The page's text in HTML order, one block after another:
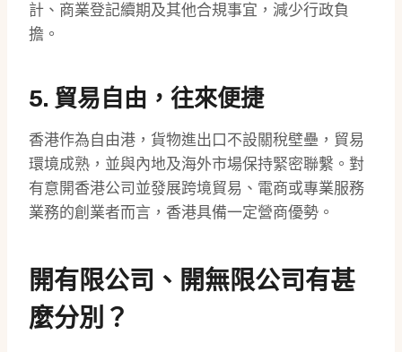
計、商業登記續期及其他合規事宜，減少行政負
擔。
5. 貿易自由，往來便捷
香港作為自由港，貨物進出口不設關稅壁壘，貿易
環境成熟，並與內地及海外市場保持緊密聯繫。對
有意開香港公司並發展跨境貿易、電商或專業服務
業務的創業者而言，香港具備一定營商優勢。
開有限公司、開無限公司有甚
麼分別？